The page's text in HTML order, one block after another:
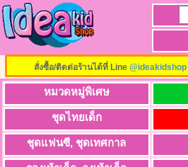
สั่งซื้อ/ติดต่อร้านได้ที่ Line @ideakidshop
หมวดหมู่พิเศษ
ชุดไทยเด็ก
ชุดแฟนซี, ชุดเทศกาล